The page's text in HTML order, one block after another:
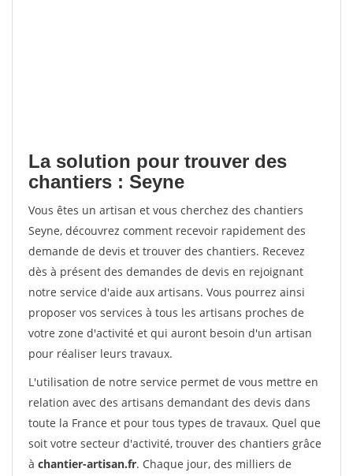
La solution pour trouver des
chantiers : Seyne
Vous êtes un artisan et vous cherchez des chantiers
Seyne, découvrez comment recevoir rapidement des
demande de devis et trouver des chantiers. Recevez
dès à présent des demandes de devis en rejoignant
notre service d'aide aux artisans. Vous pourrez ainsi
proposer vos services à tous les artisans proches de
votre zone d'activité et qui auront besoin d'un artisan
pour réaliser leurs travaux.
L'utilisation de notre service permet de vous mettre en
relation avec des artisans demandant des devis dans
toute la France et pour tous types de travaux. Quel que
soit votre secteur d'activité, trouver des chantiers grâce
à chantier-artisan.fr. Chaque jour, des milliers de